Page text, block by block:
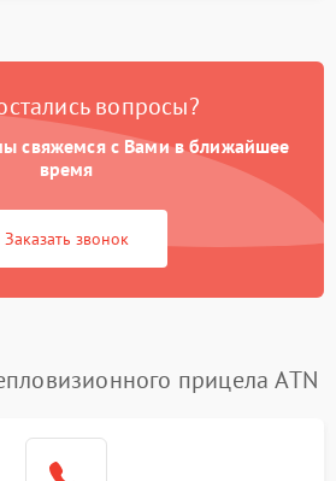
вопросы?
свяжемся с Вами в ближайшее
время
Заказать звонок
прицела ATN